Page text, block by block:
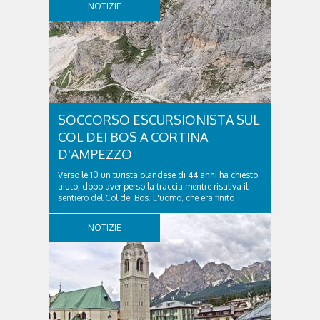
NOTIZIE
SOCCORSO ESCURSIONISTA SUL
COL DEI BOS A CORTINA
D'AMPEZZO
Verso le 10 un turista olandese di 44 anni ha chiesto
aiuto, dopo aver perso la traccia mentre risaliva il
sentiero del Col dei Bos. L'uomo, che era finito
ospedale militare, tra la Ferrata truppe alpine e le
Torri del Falzarego, era...
NOTIZIE